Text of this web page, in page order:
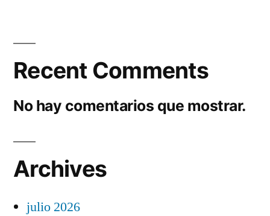
Recent Comments
No hay comentarios que mostrar.
Archives
julio 2026